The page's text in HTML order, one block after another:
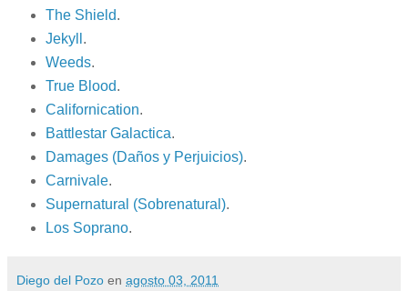
The Shield.
Jekyll .
Weeds.
True Blood.
Californication.
Battlestar Galactica.
Damages (Daños y Perjuicios).
Carnivale.
Supernatural (Sobrenatural).
Los Soprano.
Diego del Pozo en agosto 03, 2011